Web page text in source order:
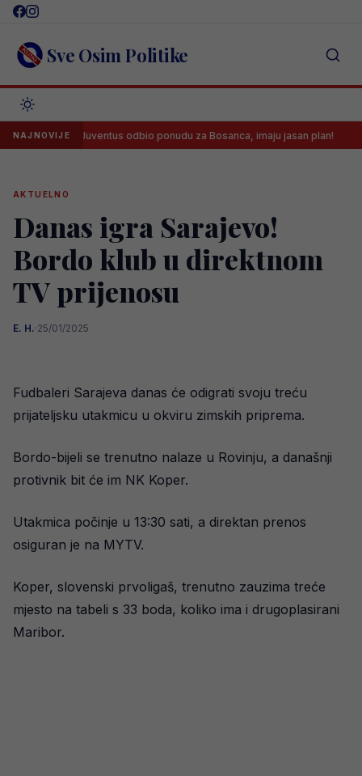
Skip
content Sve Osim Politike
NAJNOVIJE
Juventus odbio ponudu za Bosanca, imaju jasan plan! Sreća
AKTUELNO
Danas igra Sarajevo!
Bordo klub u direktnom
TV prijenosu
E. H.·25/01/2025
Fudbaleri Sarajeva danas će odigrati svoju treću
prijateljsku utakmicu u okviru zimskih priprema.
Bordo-bijeli se trenutno nalaze u Rovinju, a današnji
protivnik bit će im NK Koper.
Utakmica počinje u 13:30 sati, a direktan prenos
osiguran je na MYTV.
Koper, slovenski prvoligaš, trenutno zauzima treće
mjesto na tabeli s 33 boda, koliko ima i drugoplasirani
Maribor.